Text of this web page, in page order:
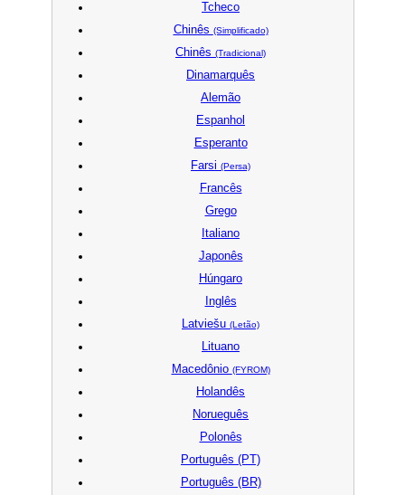
Tcheco
Chinês (Simplificado)
Chinês (Tradicional)
Dinamarquês
Alemão
Espanhol
Esperanto
Farsi (Persa)
Francês
Grego
Italiano
Japonês
Húngaro
Inglês
Latviešu (Letão)
Lituano
Macedônio (FYROM)
Holandês
Norueguês
Polonês
Português (PT)
Português (BR)